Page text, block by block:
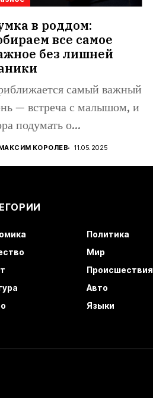
в роддом:
все самое
без лишней
самый важный
— встреча с малышом, и
подумать о...
КОРОЛЕВ 11.05.2025
Политика
Мир
Происшествия
Авто
Языки